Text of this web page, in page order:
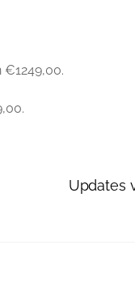
€1249,00.
Updates